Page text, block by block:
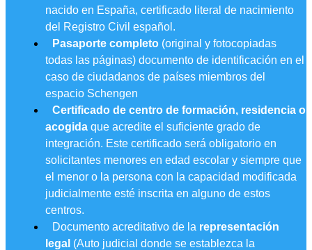
nacido en España, certificado literal de nacimiento
del Registro Civil español.
Pasaporte completo (original y fotocopiadas
todas las páginas) documento de identificación en el
caso de ciudadanos de países miembros del
espacio Schengen
Certificado de centro de formación, residencia o
acogida que acredite el suficiente grado de
integración. Este certificado será obligatorio en
solicitantes menores en edad escolar y siempre que
el menor o la persona con la capacidad modificada
judicialmente esté inscrita en alguno de estos
centros.
Documento acreditativo de la representación
legal (Auto judicial donde se establezca la